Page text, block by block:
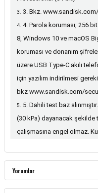
3. Bkz.
4. Parola koruması, 256
8, Windows 10 ve macOS
koruması ve donanım
üzere USB Type-C akılı
için yazılım indirilmesi
bkz www.sandisk.com/
5. Dahili test baz
(30 kPa) dayanacak şekilde
çalışmasına engel olmaz.
Yorumlar